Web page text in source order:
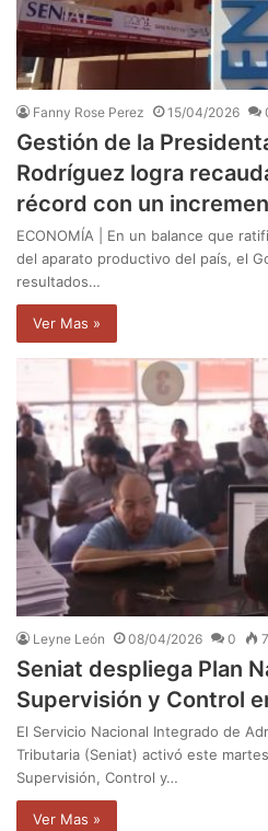
Fanny Rose Perez 15/04/2026
Gestión de la
Rodríguez logra
récord con un
ECONOMÍA | En un balance que
del aparato productivo del país, el
resultados…
Ver Mas »
Leyne León 08/04/2026 0
Seniat despliega Plan
Supervisión y Control
El Servicio Nacional Integrado de
Tributaria (Seniat) activó este
Supervisión, Control y…
Ver Mas »